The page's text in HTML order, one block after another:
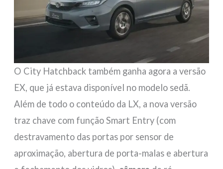
O City Hatchback também ganha agora a versão
EX, que já estava disponível no modelo sedã.
Além de todo o conteúdo da LX, a nova versão
traz chave com função Smart Entry (com
destravamento das portas por sensor de
aproximação, abertura de porta-malas e abertura